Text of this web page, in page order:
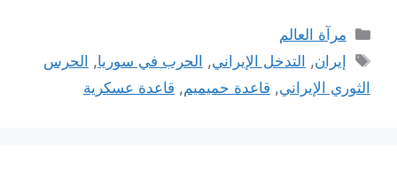
التصنيفات
مرآة العالم
الوسوم
إيران, التدخل الإيراني, الحرب في سوريا, الحرس
الثوري الإيراني, قاعدة حميميم, قاعدة عسكرية